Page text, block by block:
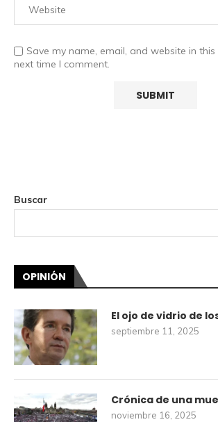
Save my name, email, and website in
next time I comment.
Buscar
OPINIÓN
El ojo de vidrio de
septiembre 11, 2025
Crónica de una
noviembre 16, 2025